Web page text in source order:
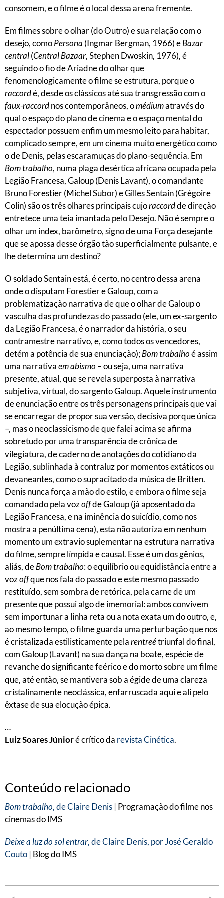
consomem, e o filme é o local dessa arena fremente.
Em filmes sobre o olhar (do Outro) e sua relação com o
desejo, comoPersona (Ingmar Bergman, 1966) eBazar
central(Central Bazaar, Stephen Dwoskin, 1976), é
seguindo o fio de Ariadne do olhar que
fenomenologicamente o filme se estrutura, porque o
raccordé, desde os clássicos até sua transgressão com o
faux-raccordnos contemporâneos, omédiumatravés do
qual o espaço do plano de cinema e o espaço mental do
espectador possuem enfim um mesmo leito para habitar,
complicado sempre, em um cinema muito energético como
o de Denis, pelas escaramuças do plano-sequência. Em
Bom trabalho, numa plaga desértica africana ocupada pela
Legião Francesa, Galoup (Denis Lavant), o comandante
Bruno Forestier (Michel Subor) e Gilles Sentain (Grégoire
Colin) são os três olhares principais cujoraccordde direção
entretece uma teia imantada pelo Desejo. Não é sempre o
olhar um índex, barômetro, signo de uma Força desejante
que se apossa desse órgão tão superficialmente pulsante, e
lhe determina um destino?
O soldado Sentain está, é certo, no centro dessa arena
onde o disputam Forestier e Galoup, com a
problematização narrativa de que o olhar de Galoup o
vasculha das profundezas do passado (ele, um ex-sargento
da Legião Francesa, é o narrador da história, o seu
contramestre narrativo, e, como todos os vencedores,
detém a potência de sua enunciação);Bom trabalhoé assim
uma narrativaem abismo –ou seja, uma narrativa
presente, atual, que se revela superposta à narrativa
subjetiva, virtual, do sargento Galoup. Aquele instrumento
de enunciação entre os três personagens principais que vai
se encarregar de propor sua versão, decisiva porque única
–, mas o neoclassicismo de que falei acima se afirma
sobretudo por uma transparência de crônica de
vilegiatura, de caderno de anotações do cotidiano da
Legião, sublinhada à contraluz por momentos extáticos ou
devaneantes, como o supracitado da música de Britten.
Denis nunca força a mão do estilo, e embora o filme seja
comandado pela vozoffde Galoup (já aposentado da
Legião Francesa, e na iminência do suicídio, como nos
mostra a penúltima cena), esta não autoriza em nenhum
momento um extravio suplementar na estrutura narrativa
do filme, sempre límpida e causal. Esse é um dos gênios,
aliás, deBom trabalho: o equilíbrio ou equidistância entre a
vozoffque nos fala do passado e este mesmo passado
restituído, sem sombra de retórica, pela carne de um
presente que possui algo de imemorial: ambos convivem
sem importunar a linha reta ou a nota exata um do outro, e,
ao mesmo tempo, o filme guarda uma perturbação que nos
é cristalizada estilisticamente pelarentreétriunfal do final,
com Galoup (Lavant) na sua dança na boate, espécie de
revanche do significante feérico e do morto sobre um filme
que, até então, se mantivera sob a égide de uma clareza
cristalinamente neoclássica, enfarruscada aqui e ali pelo
êxtase de sua elocução épica.
…
Luiz Soares Júnioré crítico da revista Cinética.
Conteúdo relacionado
Bom trabalho, de Claire Denis | Programação do filme nos
cinemas do IMS
Deixe a luz do sol entrar, de Claire Denis, por José Geraldo
Couto | Blog do IMS
Navegação